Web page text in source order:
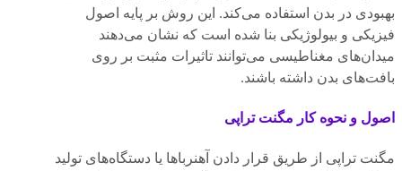
بهبودی در بدن استفاده می‌کند. این روش بر پایه اصول
فیزیکی و بیولوژیکی بنا شده است که نشان می‌دهند
میدان‌های مغناطیسی می‌توانند تاثیرات مثبت بر روی
بافت‌های بدن داشته باشند.
اصول و نحوه کار مگنت تراپی
مگنت تراپی از طریق قرار دادن آهنرباها یا دستگاه‌های تولید